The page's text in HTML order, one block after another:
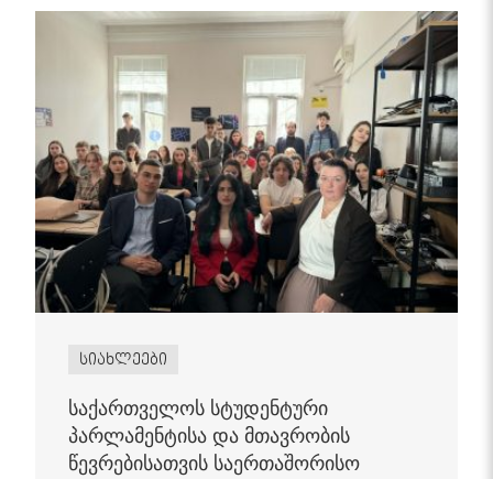
სიახლეები
საქართველოს სტუდენტური
პარლამენტისა და მთავრობის
წევრებისათვის საერთაშორისო